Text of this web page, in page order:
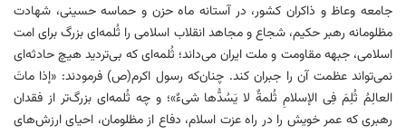
جامعه وعاظ و ذاکران کشور، در آستانه ماه حزن و حماسه حسینی، شهادت
مظلومانه رهبر حکیم، شجاع و مجاهد انقلاب اسلامی را ثُلمه‌ای بزرگ برای امت
اسلامی، جبهه مقاومت و ملت ایران می‌داند؛ ثُلمه‌ای که بی‌تردید هیچ حادثه‌ای
نمی‌تواند عظمت آن را جبران کند. چنان‌که رسول اکرم(ص) فرمودند: «إذا ماتَ
العالِمُ ثُلِمَ فِی الإسلامِ ثُلمةٌ لا یَسُدُّها شیءٌ»؛ و چه ثُلمه‌ای بزرگ‌تر از فقدان
رهبری که عمر خویش را در راه عزت اسلام، دفاع از مظلومان، احیای ارزش‌های